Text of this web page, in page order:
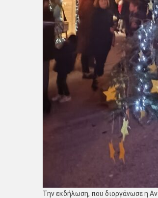
Την εκδήλωση, που διοργάνωσε η